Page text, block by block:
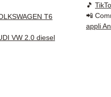
sur
en
T6
VW 2.0 diesel
🎵
📲
appli